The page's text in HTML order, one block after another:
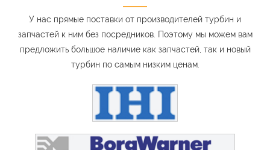
У нас прямые поставки от производителей турбин и
запчастей к ним без посредников. Поэтому мы можем вам
предложить большое наличие как запчастей, так и новый
турбин по самым низким ценам.